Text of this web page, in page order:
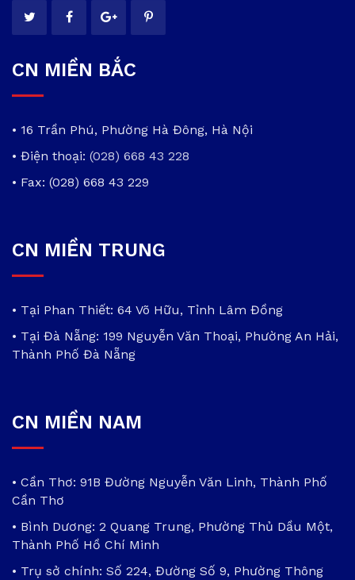
CN MIỀN BẮC
• 16 Trần Phú, Phường Hà Đông, Hà Nội
• Điện thoại: (028) 668 43 228
• Fax: (028) 668 43 229
CN MIỀN TRUNG
• Tại Phan Thiết: 64 Võ Hữu, Tỉnh Lâm Đồng
• Tại Đà Nẵng: 199 Nguyễn Văn Thoại, Phường An Hải,
Thành Phố Đà Nẵng
CN MIỀN NAM
• Cần Thơ: 91B Đường Nguyễn Văn Linh, Thành Phố
Cần Thơ
• Bình Dương: 2 Quang Trung, Phường Thủ Dầu Một,
Thành Phố Hồ Chí Minh
• Trụ sở chính: Số 224, Đường Số 9, Phường Thông